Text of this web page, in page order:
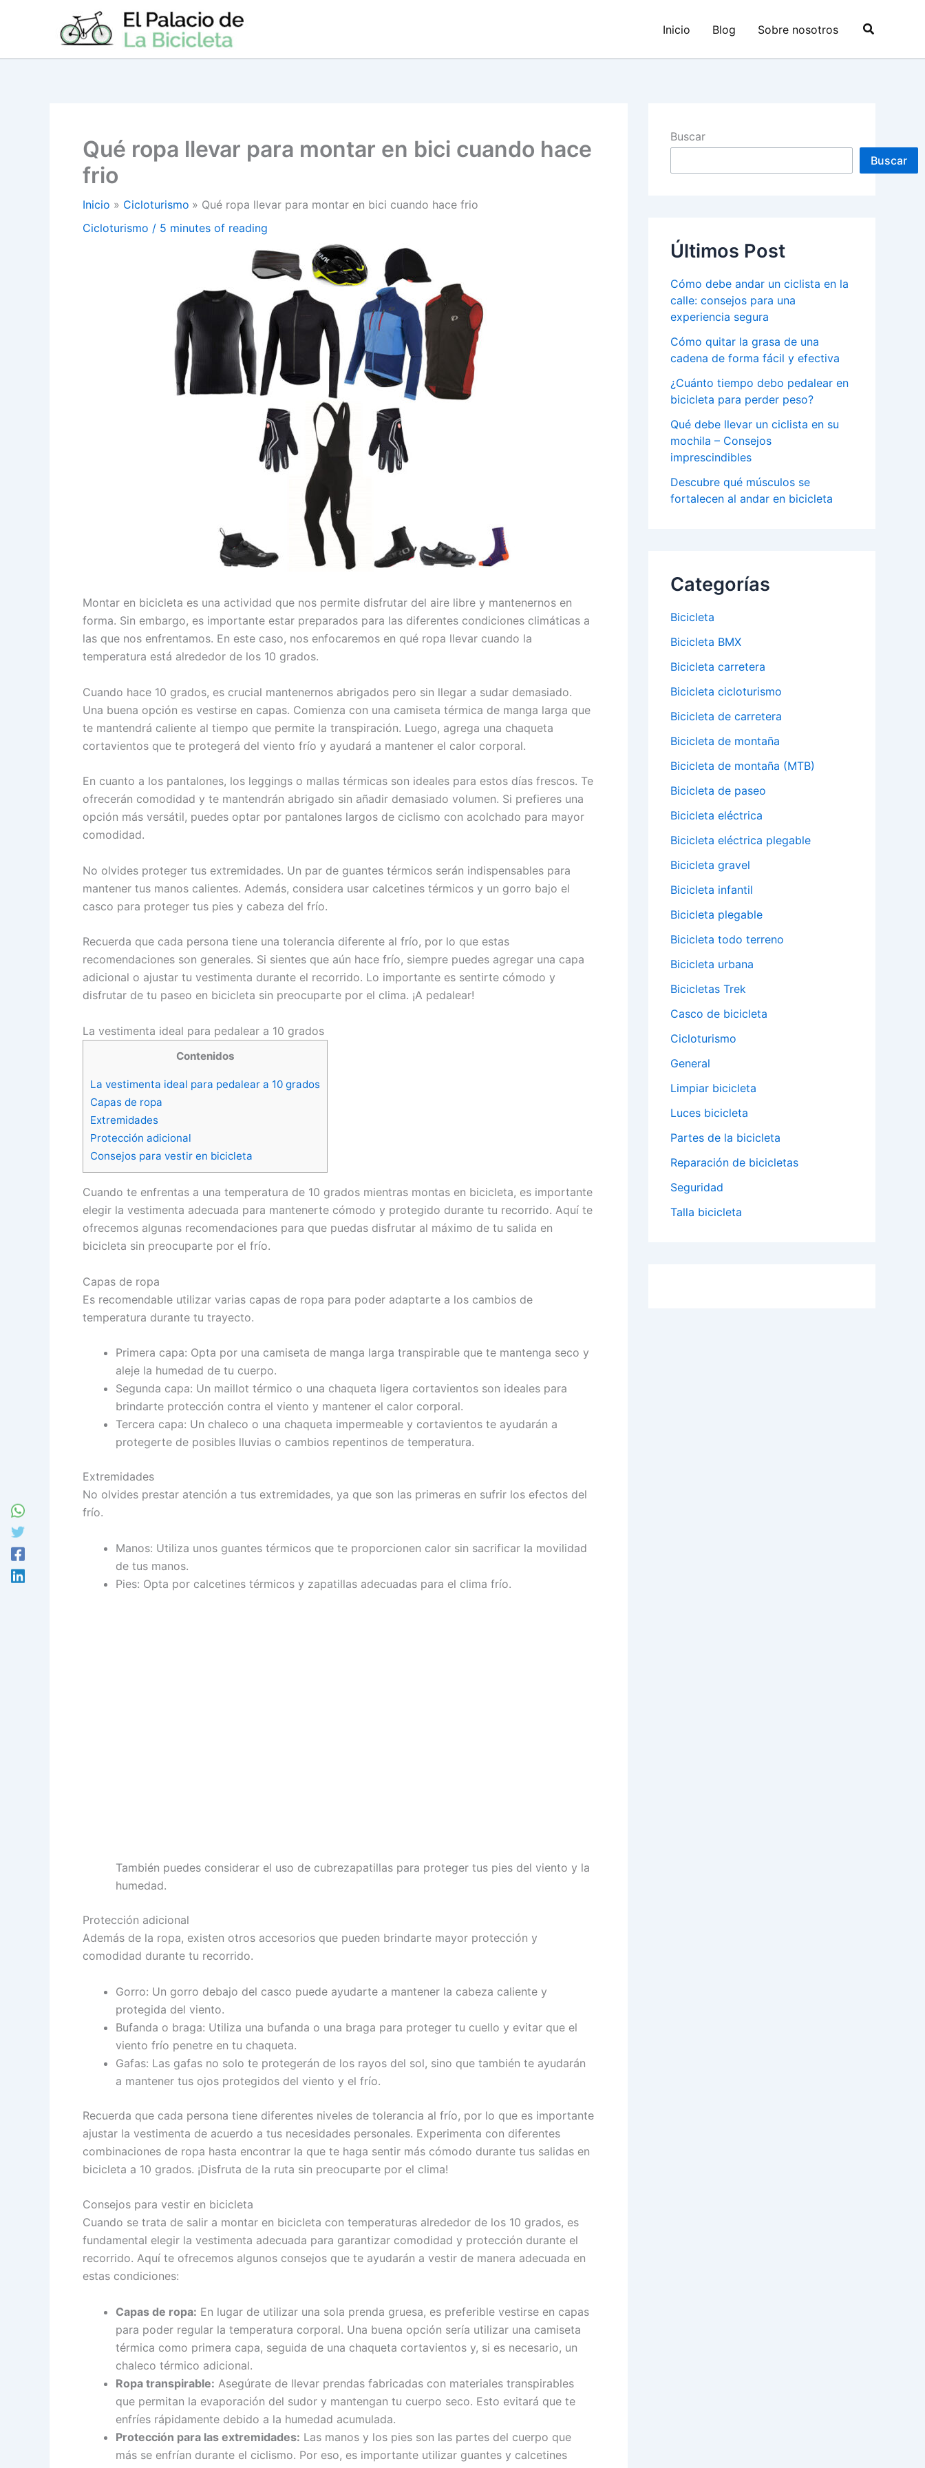
Inicio Blog Sobre nosotros Buscar
Qué ropa llevar para montar en bici cuando hace
frio
Inicio Cicloturismo
Qué ropa llevar para montar en bici cuando hace frio
Cicloturismo / 5 minutes of reading
Montar en bicicleta es una actividad que nos permite disfrutar del aire libre y mantenernos en
forma. Sin embargo, es importante estar preparados para las diferentes condiciones climáticas a
las que nos enfrentamos. En este caso, nos enfocaremos en qué ropa llevar cuando la
temperatura está alrededor de los 10 grados.
Cuando hace 10 grados, es crucial mantenernos abrigados pero sin llegar a sudar demasiado.
Una buena opción es vestirse en capas. Comienza con una camiseta térmica de manga larga que
te mantendrá caliente al tiempo que permite la transpiración. Luego, agrega una chaqueta
cortavientos que te protegerá del viento frío y ayudará a mantener el calor corporal.
En cuanto a los pantalones, los leggings o mallas térmicas son ideales para estos días frescos. Te
ofrecerán comodidad y te mantendrán abrigado sin añadir demasiado volumen. Si prefieres una
opción más versátil, puedes optar por pantalones largos de ciclismo con acolchado para mayor
comodidad.
No olvides proteger tus extremidades. Un par de guantes térmicos serán indispensables para
mantener tus manos calientes. Además, considera usar calcetines térmicos y un gorro bajo el
casco para proteger tus pies y cabeza del frío.
Recuerda que cada persona tiene una tolerancia diferente al frío, por lo que estas
recomendaciones son generales. Si sientes que aún hace frío, siempre puedes agregar una capa
adicional o ajustar tu vestimenta durante el recorrido. Lo importante es sentirte cómodo y
disfrutar de tu paseo en bicicleta sin preocuparte por el clima. ¡A pedalear!
La vestimenta ideal para pedalear a 10 grados
Contenidos
La vestimenta ideal para pedalear a 10 grados
Capas de ropa
Extremidades
Protección adicional
Consejos para vestir en bicicleta
Cuando te enfrentas a una temperatura de 10 grados mientras montas en bicicleta, es importante
elegir la vestimenta adecuada para mantenerte cómodo y protegido durante tu recorrido. Aquí te
ofrecemos algunas recomendaciones para que puedas disfrutar al máximo de tu salida en
bicicleta sin preocuparte por el frío.
Capas de ropa
Es recomendable utilizar varias capas de ropa para poder adaptarte a los cambios de
temperatura durante tu trayecto.
Primera capa: Opta por una camiseta de manga larga transpirable que te mantenga seco y
aleje la humedad de tu cuerpo.
Segunda capa: Un maillot térmico o una chaqueta ligera cortavientos son ideales para
brindarte protección contra el viento y mantener el calor corporal.
Tercera capa: Un chaleco o una chaqueta impermeable y cortavientos te ayudarán a
protegerte de posibles lluvias o cambios repentinos de temperatura.
Extremidades
No olvides prestar atención a tus extremidades, ya que son las primeras en sufrir los efectos del
frío.
Manos: Utiliza unos guantes térmicos que te proporcionen calor sin sacrificar la movilidad
de tus manos.
Pies: Opta por calcetines térmicos y zapatillas adecuadas para el clima frío.
También puedes considerar el uso de cubrezapatillas para proteger tus pies del viento y la
humedad.
Protección adicional
Además de la ropa, existen otros accesorios que pueden brindarte mayor protección y
comodidad durante tu recorrido.
Gorro: Un gorro debajo del casco puede ayudarte a mantener la cabeza caliente y
protegida del viento.
Bufanda o braga: Utiliza una bufanda o una braga para proteger tu cuello y evitar que el
viento frío penetre en tu chaqueta.
Gafas: Las gafas no solo te protegerán de los rayos del sol, sino que también te ayudarán
a mantener tus ojos protegidos del viento y el frío.
Recuerda que cada persona tiene diferentes niveles de tolerancia al frío, por lo que es importante
ajustar la vestimenta de acuerdo a tus necesidades personales. Experimenta con diferentes
combinaciones de ropa hasta encontrar la que te haga sentir más cómodo durante tus salidas en
bicicleta a 10 grados. ¡Disfruta de la ruta sin preocuparte por el clima!
Consejos para vestir en bicicleta
Cuando se trata de salir a montar en bicicleta con temperaturas alrededor de los 10 grados, es
fundamental elegir la vestimenta adecuada para garantizar comodidad y protección durante el
recorrido. Aquí te ofrecemos algunos consejos que te ayudarán a vestir de manera adecuada en
estas condiciones:
Capas de ropa: En lugar de utilizar una sola prenda gruesa, es preferible vestirse en capas
para poder regular la temperatura corporal. Una buena opción sería utilizar una camiseta
térmica como primera capa, seguida de una chaqueta cortavientos y, si es necesario, un
chaleco térmico adicional.
Ropa transpirable: Asegúrate de llevar prendas fabricadas con materiales transpirables
que permitan la evaporación del sudor y mantengan tu cuerpo seco. Esto evitará que te
enfríes rápidamente debido a la humedad acumulada.
Protección para las extremidades: Las manos y los pies son las partes del cuerpo que
más se enfrían durante el ciclismo. Por eso, es importante utilizar guantes y calcetines
Buscar
Buscar
Últimos Post
Cómo debe andar un ciclista en la
calle: consejos para una
experiencia segura
Cómo quitar la grasa de una
cadena de forma fácil y efectiva
¿Cuánto tiempo debo pedalear en
bicicleta para perder peso?
Qué debe llevar un ciclista en su
mochila – Consejos
imprescindibles
Descubre qué músculos se
fortalecen al andar en bicicleta
Categorías
Bicicleta
Bicicleta BMX
Bicicleta carretera
Bicicleta cicloturismo
Bicicleta de carretera
Bicicleta de montaña
Bicicleta de montaña (MTB)
Bicicleta de paseo
Bicicleta eléctrica
Bicicleta eléctrica plegable
Bicicleta gravel
Bicicleta infantil
Bicicleta plegable
Bicicleta todo terreno
Bicicleta urbana
Bicicletas Trek
Casco de bicicleta
Cicloturismo
General
Limpiar bicicleta
Luces bicicleta
Partes de la bicicleta
Reparación de bicicletas
Seguridad
Talla bicicleta